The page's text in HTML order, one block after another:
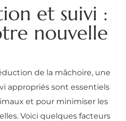
et suivi :
nouvelle
de la mâchoire, une
appropriés sont essentiels
et pour minimiser les
Voici quelques facteurs